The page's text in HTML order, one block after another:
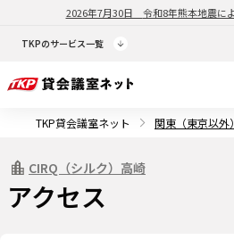
2026年7月30日 令和8年熊本地震に
TKPのサービス一覧
TKP貸会議室ネット
関東（東京以外）
CIRQ（シルク）高崎
アクセス